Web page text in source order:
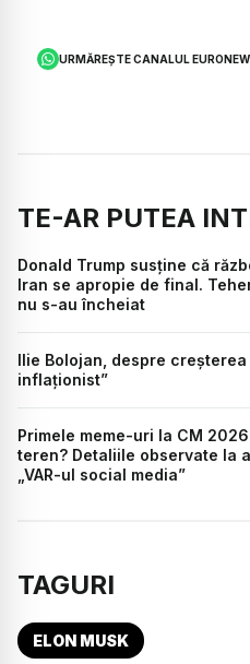
URMĂREȘTE CANALUL
TE-AR PUTEA
Donald Trump susține că
Iran se apropie de final.
nu s-au încheiat
Ilie Bolojan, despre
inflaționist”
Primele meme-uri la CM
teren? Detaliile observate la
„VAR-ul social media”
TAGURI
ELON MUSK